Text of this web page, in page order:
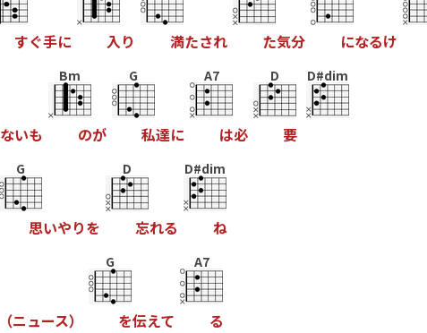
すぐ手に 入り 満たされ た気分 になるけ
ないも
Bm
のが
G
私達に
A7
は必
D
要
D#dim
G
思いやりを
D
忘れる
D#dim
ね
（ニュース）
G
を伝えて
A7
る